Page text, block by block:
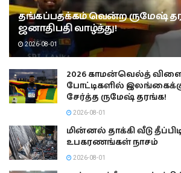
தங்கப்பதக்கம் வென்ற ருமேஷ்
ஜனாதிபதி வாழ்த்து!
2026-08-01
2026 காமன்வெல்த்
போட்டிகளில்
சேர்த்த ருமேஷ் தரங்க!
2026-08-01
மின்னல் தாக்கி வீடு
உபகரணங்கள் நாசம்
2026-08-01